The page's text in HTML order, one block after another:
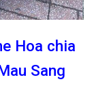
Hoa chia
Sang